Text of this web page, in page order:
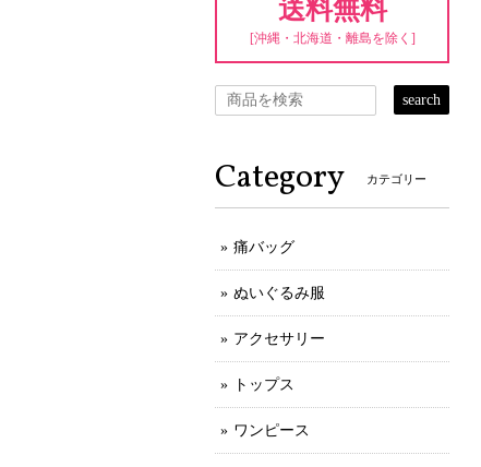
送料無料
[沖縄・北海道・離島を除く]
search
Category カテゴリー
痛バッグ
ぬいぐるみ服
アクセサリー
トップス
ワンピース